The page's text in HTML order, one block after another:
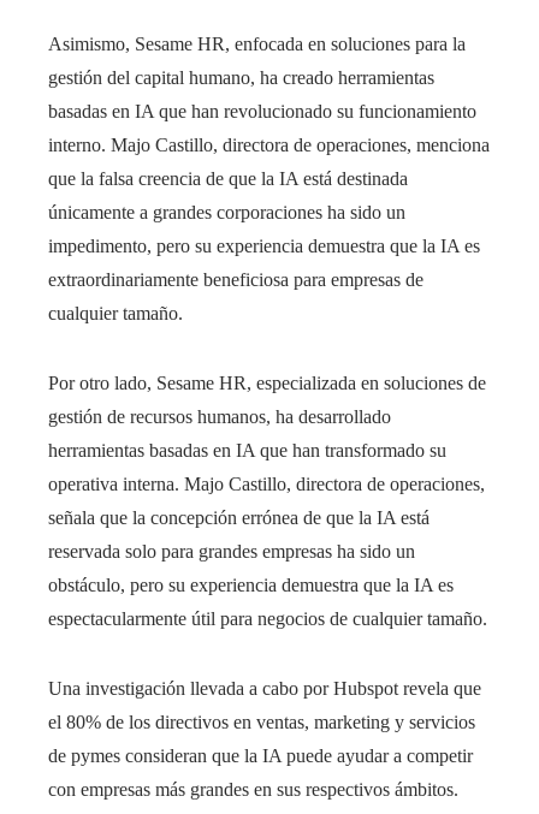
Asimismo, Sesame HR, enfocada en soluciones para la
gestión del capital humano, ha creado herramientas
basadas en IA que han revolucionado su funcionamiento
interno. Majo Castillo, directora de operaciones, menciona
que la falsa creencia de que la IA está destinada
únicamente a grandes corporaciones ha sido un
impedimento, pero su experiencia demuestra que la IA es
extraordinariamente beneficiosa para empresas de
cualquier tamaño.​
Por otro lado, Sesame HR, especializada en soluciones de
gestión de recursos humanos, ha desarrollado
herramientas basadas en IA que han transformado su
operativa interna. Majo Castillo, directora de operaciones,
señala que la concepción errónea de que la IA está
reservada solo para grandes empresas ha sido un
obstáculo, pero su experiencia demuestra que la IA es
espectacularmente útil para negocios de cualquier tamaño.​
Una investigación llevada a cabo por Hubspot revela que
el 80% de los directivos en ventas, marketing y servicios
de pymes consideran que la IA puede ayudar a competir
con empresas más grandes en sus respectivos ámbitos.